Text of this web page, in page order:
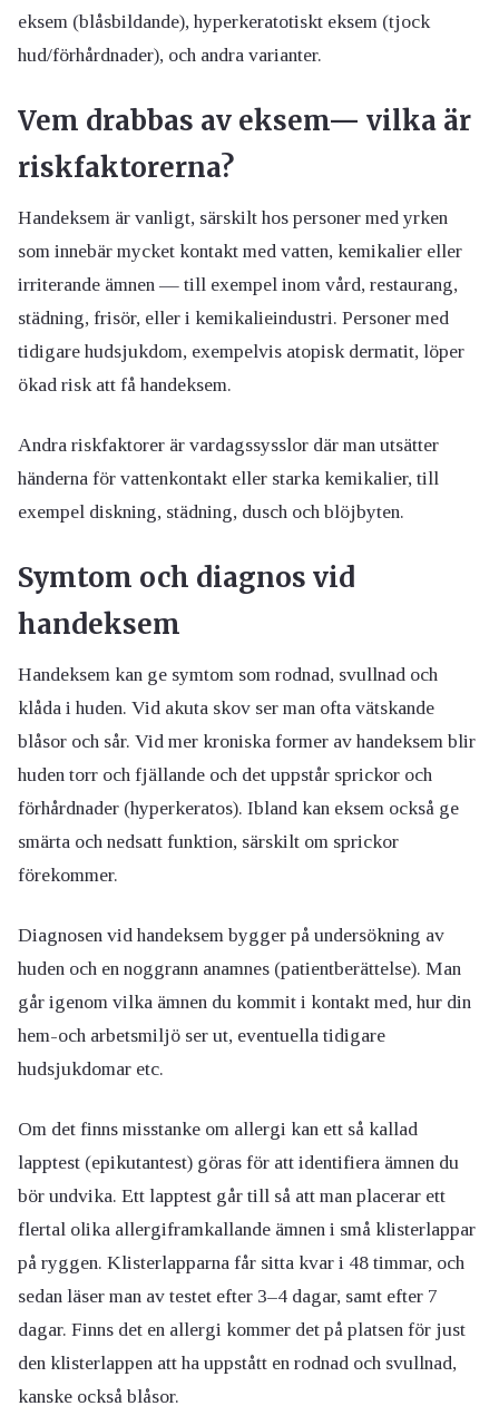
eksem (blåsbildande), hyperkeratotiskt eksem (tjock
hud/förhårdnader), och andra varianter.
Vem drabbas av eksem— vilka är
riskfaktorerna?
Handeksem är vanligt, särskilt hos personer med yrken
som innebär mycket kontakt med vatten, kemikalier eller
irriterande ämnen — till exempel inom vård, restaurang,
städning, frisör, eller i kemikalieindustri. Personer med
tidigare hudsjukdom, exempelvis atopisk dermatit, löper
ökad risk att få handeksem.
Andra riskfaktorer är vardagssysslor där man utsätter
händerna för vattenkontakt eller starka kemikalier, till
exempel diskning, städning, dusch och blöjbyten.
Symtom och diagnos vid
handeksem
Handeksem kan ge symtom som rodnad, svullnad och
klåda i huden. Vid akuta skov ser man ofta vätskande
blåsor och sår. Vid mer kroniska former av handeksem blir
huden torr och fjällande och det uppstår sprickor och
förhårdnader (hyperkeratos). Ibland kan eksem också ge
smärta och nedsatt funktion, särskilt om sprickor
förekommer.
Diagnosen vid handeksem bygger på undersökning av
huden och en noggrann anamnes (patientberättelse). Man
går igenom vilka ämnen du kommit i kontakt med, hur din
hem-och arbetsmiljö ser ut, eventuella tidigare
hudsjukdomar etc.
Om det finns misstanke om allergi kan ett så kallad
lapptest (epikutantest) göras för att identifiera ämnen du
bör undvika. Ett lapptest går till så att man placerar ett
flertal olika allergiframkallande ämnen i små klisterlappar
på ryggen. Klisterlapparna får sitta kvar i 48 timmar, och
sedan läser man av testet efter 3–4 dagar, samt efter 7
dagar. Finns det en allergi kommer det på platsen för just
den klisterlappen att ha uppstått en rodnad och svullnad,
kanske också blåsor.